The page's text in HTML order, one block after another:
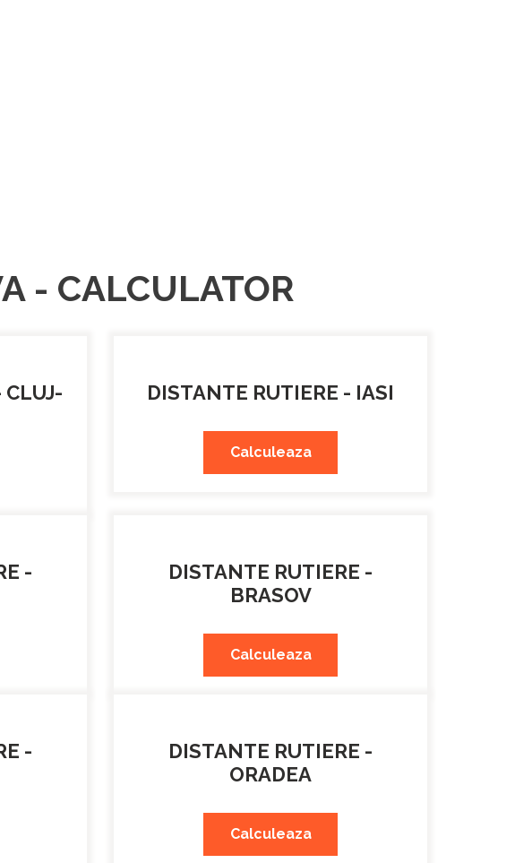
- CALCULATOR
CLUJ-
DISTANTE RUTIERE - IASI
Calculeaza
-
DISTANTE RUTIERE -
BRASOV
Calculeaza
-
DISTANTE RUTIERE -
ORADEA
Calculeaza